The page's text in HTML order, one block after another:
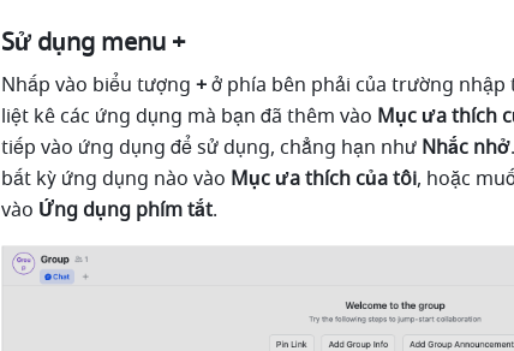
Sử dụng menu +
Nhấp vào biểu tượng + ở phía bên phải của trường
liệt kê các ứng dụng mà bạn đã thêm vào Mục ưa thích
tiếp vào ứng dụng để sử dụng, chẳng hạn như Nhắc nhở
bất kỳ ứng dụng nào vào Mục ưa thích của tôi, hoặc
vào Ứng dụng phím tắt.